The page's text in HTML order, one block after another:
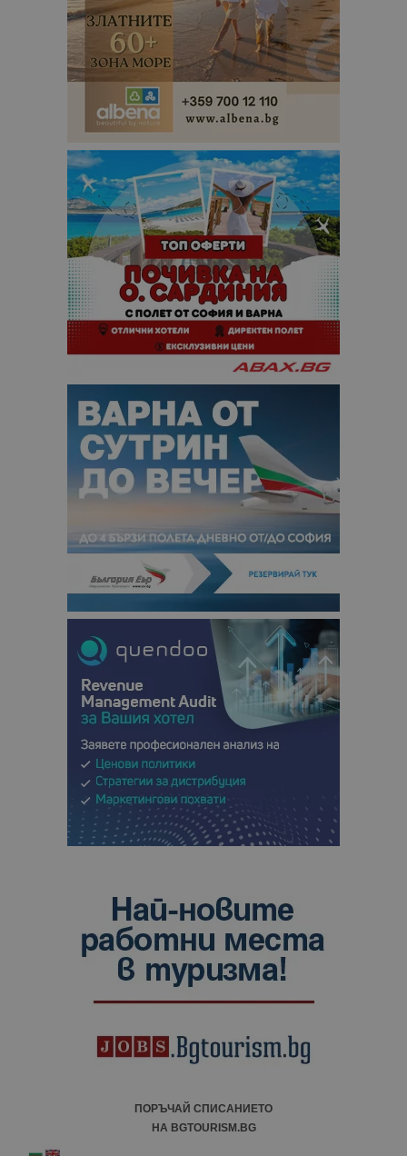
ПОРЪЧАЙ СПИСАНИЕТО
НА BGTOURISM.BG